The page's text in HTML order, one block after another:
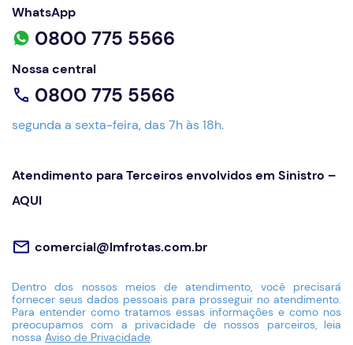
WhatsApp
0800 775 5566
Nossa central
0800 775 5566
segunda a sexta-feira, das 7h às 18h.
Atendimento para Terceiros envolvidos em Sinistro –
AQUI
comercial@lmfrotas.com.br
Dentro dos nossos meios de atendimento, você precisará
fornecer seus dados pessoais para prosseguir no atendimento.
Para entender como tratamos essas informações e como nos
preocupamos com a privacidade de nossos parceiros, leia
nossa Aviso de Privacidade.